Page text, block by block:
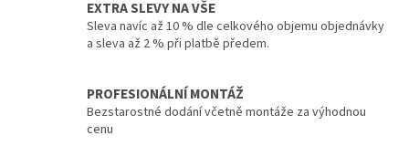
EXTRA SLEVY NA VŠE
Sleva navíc až 10 % dle celkového objemu objednávky
a sleva až 2 % při platbě předem.
PROFESIONÁLNÍ MONTÁŽ
Bezstarostné dodání včetně montáže za výhodnou
cenu